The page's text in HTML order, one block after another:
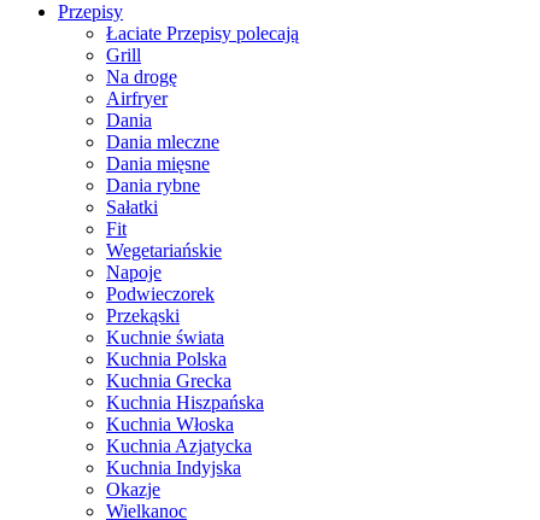
Przepisy
Łaciate Przepisy polecają
Grill
Na drogę
Airfryer
Dania
Dania mleczne
Dania mięsne
Dania rybne
Sałatki
Fit
Wegetariańskie
Napoje
Podwieczorek
Przekąski
Kuchnie świata
Kuchnia Polska
Kuchnia Grecka
Kuchnia Hiszpańska
Kuchnia Włoska
Kuchnia Azjatycka
Kuchnia Indyjska
Okazje
Wielkanoc